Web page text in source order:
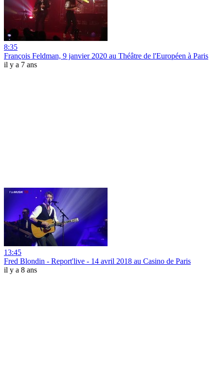
8:35
François Feldman, 9 janvier 2020 au Théâtre de l'Européen à Paris
il y a 7 ans
13:45
Fred Blondin - Report'live - 14 avril 2018 au Casino de Paris
il y a 8 ans